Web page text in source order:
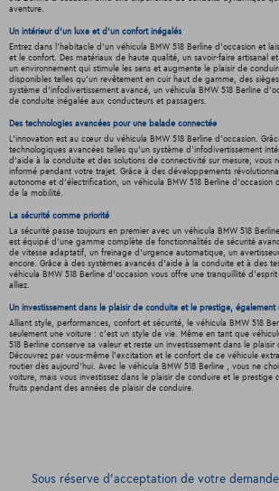
aventure.
Un intérieur d’un luxe et d’un confort inégalés
Entrez dans l'habitacle d'un véhicula BMW 518 Berline d'occasion et
et le confort. Des matériaux de haute qualité, un savoir-faire artisanal
un environnement qui stimule les sens et augmente le plaisir de
disponibles telles qu'un revêtement en cuir haut de gamme, des
système d'infodivertissement avancé, un véhicula BMW 518 Berline
de conduite inégalée aux conducteurs et passagers.
Des technologies avancées pour une balade connectée
L'innovation est au cœur du véhicula BMW 518 Berline d'occasion.
technologiques avancées telles qu'un système d'infodivertissement
d'aide à la conduite et des solutions de connectivité sur mesure, vous
informé pendant votre trajet. Grâce à des développements
autonome et d'électrification, un véhicula BMW 518 Berline d'occasion
de la mobilité.
La sécurité comme priorité
La sécurité passe toujours en premier avec un véhicula BMW 518
est équipé d'une gamme complète de fonctionnalités de sécurité
de vitesse adaptatif, un freinage d'urgence automatique, un
encore. Grâce à des systèmes avancés d'aide à la conduite et à des
véhicula BMW 518 Berline d'occasion vous offre une tranquillité
alliez.
Un investissement dans le plaisir de conduite et le prestige, également
Alliant style, performances, confort et sécurité, le véhicula BMW 518
seulement une voiture : c'est un style de vie. Même en tant que
518 Berline conserve sa valeur et reste un investissement dans le
Découvrez par vous-même l'excitation et le confort de ce véhicule
routier dès aujourd'hui. Avec le véhicula BMW 518 Berline , vous ne
voiture, mais vous investissez dans le plaisir de conduire et le prestige
fruits pendant des années de plaisir de conduire.
Sous réserve d’acceptation de votre